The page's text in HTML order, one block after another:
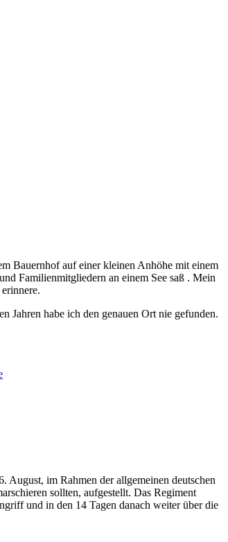
Bauernhof auf einer kleinen Anhöhe mit einem
Familienmitgliedern an einem See saß . Mein
Jahren habe ich den genauen Ort nie gefunden.
&
August, im Rahmen der allgemeinen deutschen
sollten, aufgestellt. Das Regiment
und in den 14 Tagen danach weiter über die